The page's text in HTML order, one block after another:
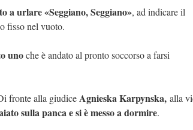
a urlare «Seggiano, Seggiano», ad indicare il
fisso nel vuoto.
unoche è andato al pronto soccorso a farsi
fronte alla giudiceAgnieska Karpynska, alla
sulla panca e si è messo a dormire.